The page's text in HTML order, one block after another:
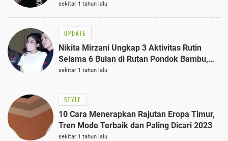
sekitar 1 tahun lalu
UPDATE
Nikita Mirzani Ungkap 3 Aktivitas Rutin
Selama 6 Bulan di Rutan Pondok Bambu,
Terungkap!
sekitar 1 tahun lalu
STYLE
10 Cara Menerapkan Rajutan Eropa Timur,
Tren Mode Terbaik dan Paling Dicari 2023
sekitar 1 tahun lalu